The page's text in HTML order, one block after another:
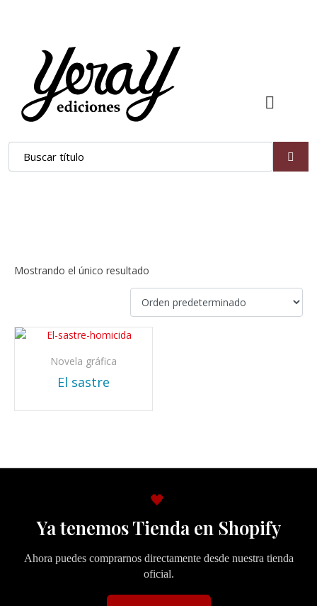
Mostrando el único resultado
Novela gráfica
El sastre
🖤
Ya tenemos Tienda en Shopify
Ahora puedes comprarnos directamente desde nuestra tienda
oficial.